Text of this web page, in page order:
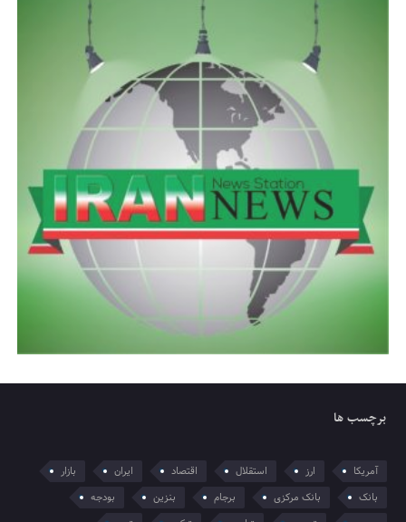
برچسب ها
آمریکا ارز استقلال اقتصاد ایران
بازار
بانک
بانک مرکزی برجام بنزین
بودجه